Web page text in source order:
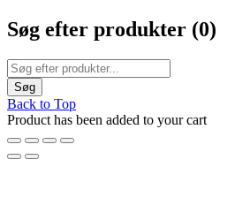
Søg efter produkter (0)
Back to Top
Product has been added to your cart